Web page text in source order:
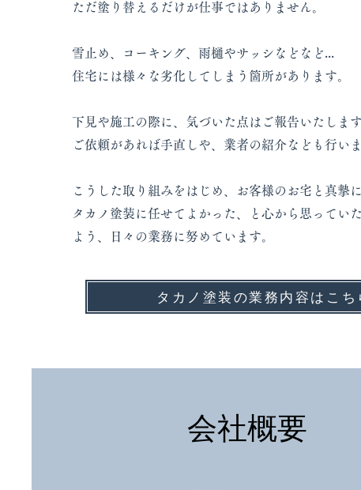
ただ塗り替えるだけが仕事ではありません。
雪止め、コーキング、雨樋やサッシなどなど...
住宅には様々な劣化してしまう箇所があります。
下見や施工の際に、気づいた点はご報告いたします
ご依頼があれば手直しや、業者の紹介なども行いま
こうした取り組みをはじめ、お客様のお宅と真摯
タカノ塗装に任せてよかった、と心から思ってい
よう、日々の業務に努めています。
タカノ塗装の業務内容はこち
会社概要